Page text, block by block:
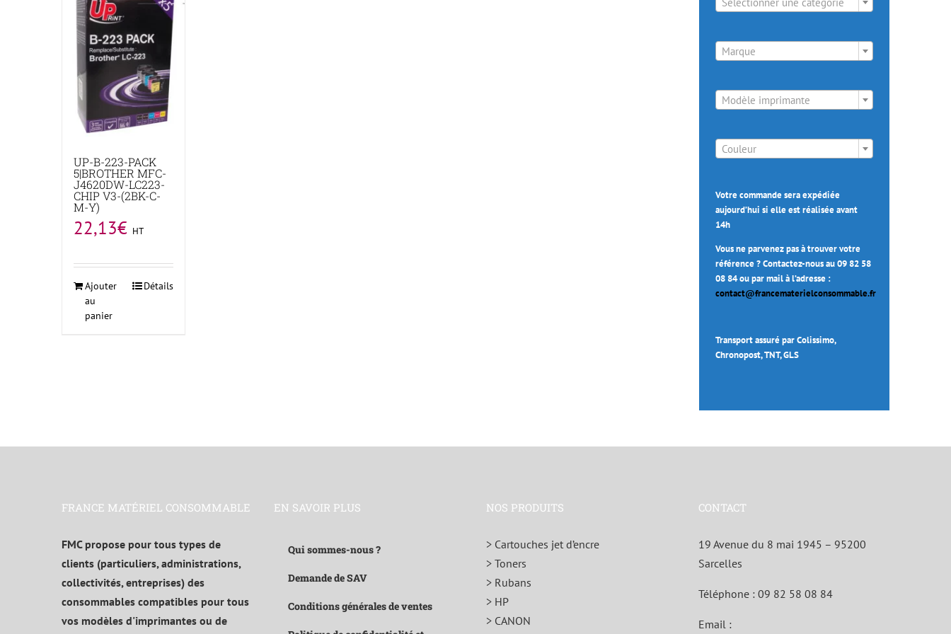
UP-B-223-PACK
5|BROTHER MFC-
J4620DW-LC223-
CHIP V3-(2BK-C-
M-Y)
22,13€ HT
Ajouter
au
panier
Détails
Marque
Modèle imprimante
Couleur
Votre commande sera expédiée
aujourd’hui si elle est réalisée avant
14h
Vous ne parvenez pas à trouver votre
référence ? Contactez-nous au 09 82 58
08 84 ou par mail à l’adresse :
contact@francematerielconsommable.fr
Transport assuré par Colissimo,
Chronopost, TNT, GLS
FRANCE MATÉRIEL CONSOMMABLE
FMC propose pour tous types de
clients (particuliers, administrations,
collectivités, entreprises) des
consommables compatibles pour tous
vos modèles d'imprimantes ou de
EN SAVOIR PLUS
Qui sommes-nous ?
Demande de SAV
Conditions générales de ventes
NOS PRODUITS
> Cartouches jet d’encre
> Toners
> Rubans
> HP
> CANON
CONTACT
19 Avenue du 8 mai 1945 – 95200
Sarcelles
Téléphone : 09 82 58 08 84
Email :